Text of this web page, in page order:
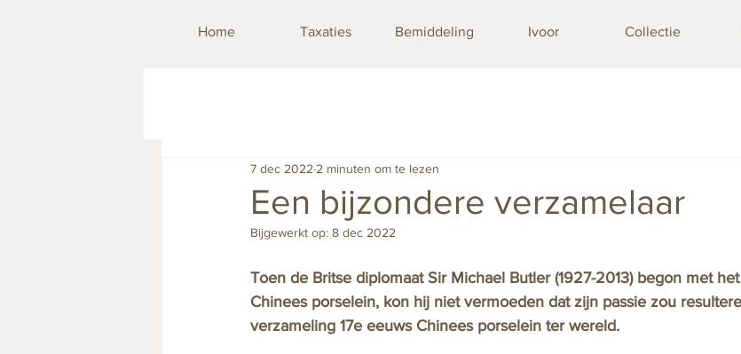
Home Taxaties Bemiddeling Ivoor Collectie
Een bijzondere verzamelaar
7 dec 2022 2 minuten om te lezen
Bijgewerkt op: 8 dec 2022
Toen de Britse diplomaat Sir Michael Butler (1927-2013) begon met
Chinees porselein, kon hij niet vermoeden dat zijn passie zou
verzameling 17e eeuws Chinees porselein ter wereld.